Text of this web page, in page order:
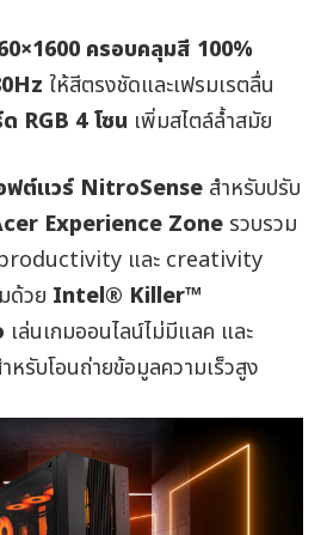
ครอบคลุมสี 100%
ให้สีตรงชัดและเฟรมเรตลื่น
RGB 4โซน เพิ่มสไตล์ล้ำสมัย
ฟต์แวร์ NitroSense สำหรับปรับ
Experience Zone รวบรวม
และ creativity
ด้วย Intel® Killer™
เล่นเกมออนไลน์ไม่มีแลค และ
หรับโอนถ่ายข้อมูลความเร็วสูง